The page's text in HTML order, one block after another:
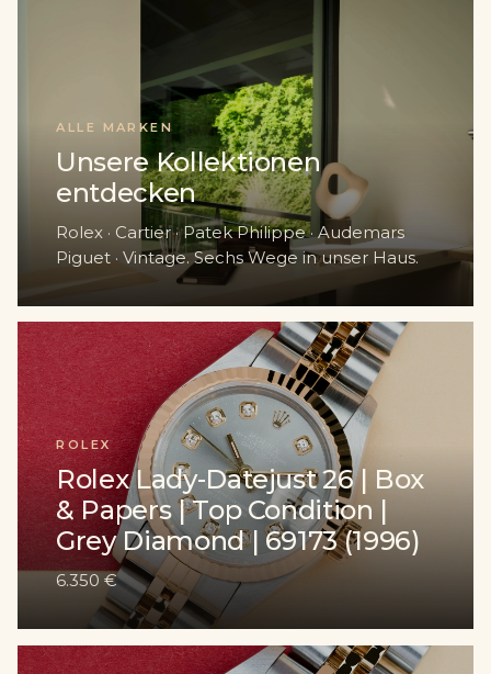
ALLE MARKEN
Unsere Kollektionen
entdecken
Rolex · Cartier · Patek Philippe · Audemars
Piguet · Vintage. Sechs Wege in unser Haus.
ROLEX
Rolex Lady-Datejust 26 | Box
& Papers | Top Condition |
Grey Diamond | 69173 (1996)
6.350 €